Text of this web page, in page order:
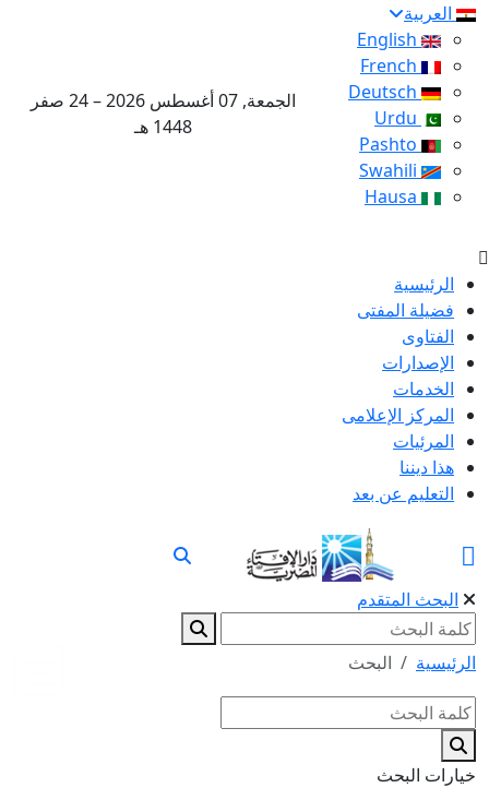
العربية
الجمعة, 07 أغسطس 2026 – 24 صفر
1448 هـ
الرئيسية
فضيلة المفتى
الفتاوى
الإصدارات
الخدمات
المركز الإعلامى
المرئيات
هذا ديننا
التعليم عن بعد
البحث المتقدم
الرئيسية البحث
خيارات البحث